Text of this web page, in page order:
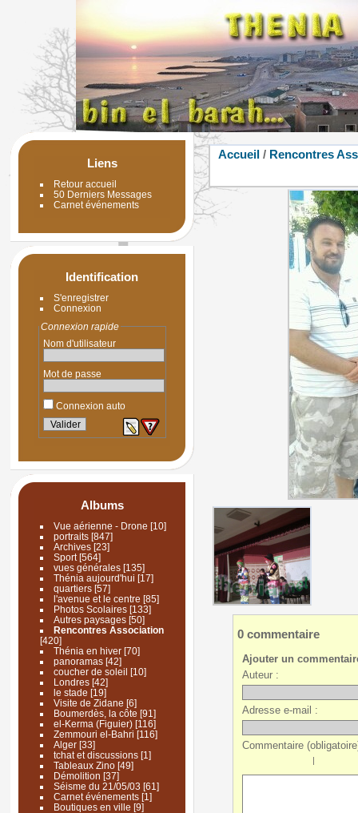
Liens
Retour accueil
50 Derniers Messages
Carnet événements
Identification
S'enregistrer
Connexion
Connexion rapide
Nom d'utilisateur
Mot de passe
Connexion auto
Albums
Vue aérienne - Drone [10]
portraits[847]
Archives [23]
Sport[564]
vues générales[135]
Thénia aujourd'hui [17]
quartiers[57]
l'avenue et le centre [85]
Photos Scolaires[133]
Autres paysages[50]
Rencontres Association
[420]
Thénia en hiver[70]
panoramas[42]
coucher de soleil [10]
Londres[42]
le stade [19]
Visite de Zidane [6]
Boumerdès, la côte [91]
el-Kerma (Figuier)[116]
Zemmouri el-Bahri [116]
Alger[33]
tchat et discussions[1]
Tableaux Zino[49]
Démolition [37]
Séisme du 21/05/03 [61]
Carnet événements[1]
Boutiques en ville [9]
Accueil / Rencontres
0 commentaire
Ajouter un
Auteur :
Adresse e-mail :
Commentaire
|